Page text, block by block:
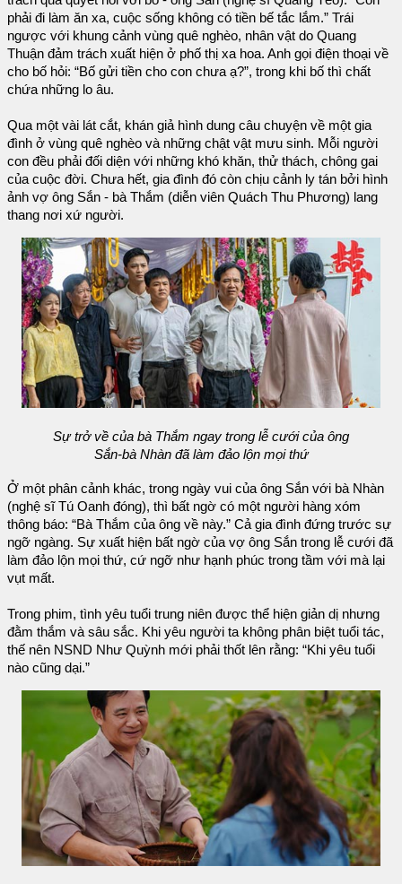
phải đi làm ăn xa, cuộc sống không có tiền bế tắc lắm.” Trái
ngược với khung cảnh vùng quê nghèo, nhân vật do Quang
Thuận đảm trách xuất hiện ở phố thị xa hoa. Anh gọi điện thoại về
cho bố hỏi: “Bố gửi tiền cho con chưa ạ?”, trong khi bố thì chất
chứa những lo âu.
Qua một vài lát cắt, khán giả hình dung câu chuyện về một gia
đình ở vùng quê nghèo và những chật vật mưu sinh. Mỗi người
con đều phải đối diện với những khó khăn, thử thách, chông gai
của cuộc đời. Chưa hết, gia đình đó còn chịu cảnh ly tán bởi hình
ảnh vợ ông Sắn - bà Thắm (diễn viên Quách Thu Phương) lang
thang nơi xứ người.
Sự trở về của bà Thắm ngay trong lễ cưới của ông
Sắn-bà Nhàn đã làm đảo lộn mọi thứ
Ở một phân cảnh khác, trong ngày vui của ông Sắn với bà Nhàn
(nghệ sĩ Tú Oanh đóng), thì bất ngờ có một người hàng xóm
thông báo: “Bà Thắm của ông về này.” Cả gia đình đứng trước sự
ngỡ ngàng. Sự xuất hiện bất ngờ của vợ ông Sắn trong lễ cưới đã
làm đảo lộn mọi thứ, cứ ngỡ như hạnh phúc trong tầm với mà lại
vụt mất.
Trong phim, tình yêu tuổi trung niên được thể hiện giản dị nhưng
đằm thắm và sâu sắc. Khi yêu người ta không phân biệt tuổi tác,
thế nên NSND Như Quỳnh mới phải thốt lên rằng: “Khi yêu tuổi
nào cũng dại.”